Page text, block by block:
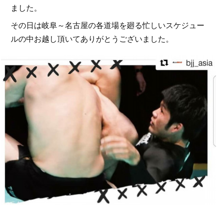
ました。
その日は岐阜～名古屋の各道場を廻る忙しいスケジュー
ルの中お越し頂いてありがとうございました。